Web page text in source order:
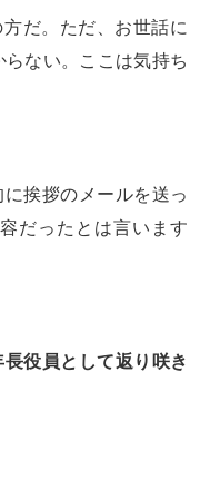
方だ。ただ、お世話に
ない。ここは気持ち
挨拶のメールを送っ
だったとは言います
役員として返り咲き